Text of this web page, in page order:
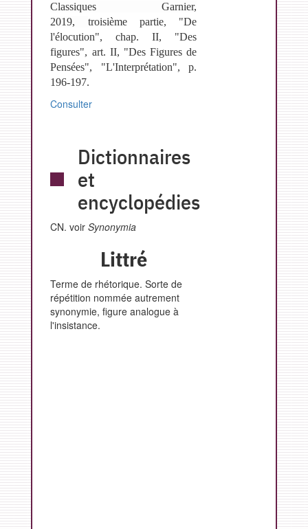
Classiques Garnier,
2019, troisième partie, "De
l'élocution", chap. II, "Des
figures", art. II, "Des Figures de
Pensées", "L'Interprétation", p.
196-197.
Consulter
Dictionnaires
et
encyclopédies
CN. voirSynonymia
Littré
Terme de rhétorique. Sorte de
répétition nommée autrement
synonymie, figure analogue à
l'insistance.